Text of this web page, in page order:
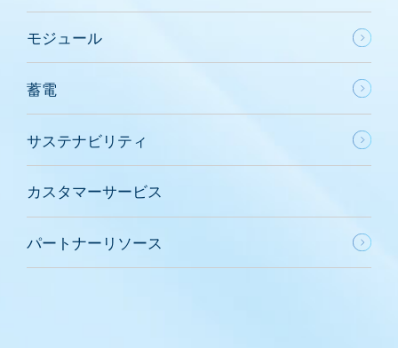
モジュール
蓄電
サステナビリティ
カスタマーサービス
パートナーリソース